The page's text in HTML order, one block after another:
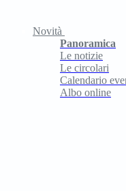
Novità
Panoramica
Le notizie
Le circolari
Calendario
Albo online